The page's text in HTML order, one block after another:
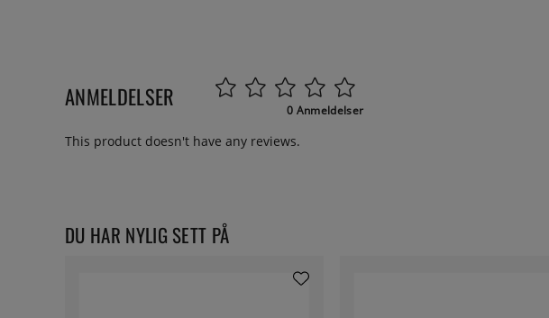
ANMELDELSER 0 Anmeldelser
This product doesn't have any reviews.
DU HAR NYLIG SETT PÅ